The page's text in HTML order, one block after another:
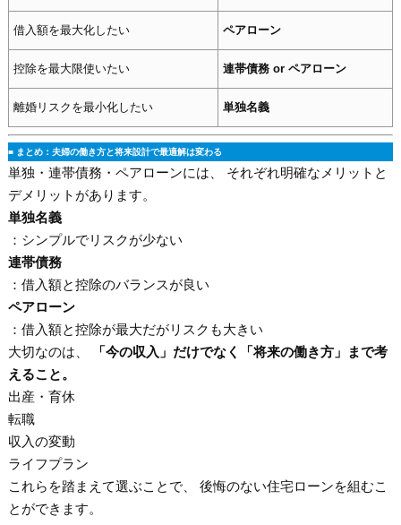
借入額を最大化したい ペアローン
控除を最大限使いたい 連帯債務 or ペアローン
離婚リスクを最小化したい 単独名義
■ まとめ：夫婦の働き方と将来設計で最適解は変わる
単独・連帯債務・ペアローンには、 それぞれ明確なメリットと
デメリットがあります。
単独名義
：シンプルでリスクが少ない
連帯債務
：借入額と控除のバランスが良い
ペアローン
：借入額と控除が最大だがリスクも大きい
大切なのは、
「今の収入」だけでなく「将来の働き方」まで考
えること。
出産・育休
転職
収入の変動
ライフプラン
これらを踏まえて選ぶことで、 後悔のない住宅ローンを組むこ
とができます。